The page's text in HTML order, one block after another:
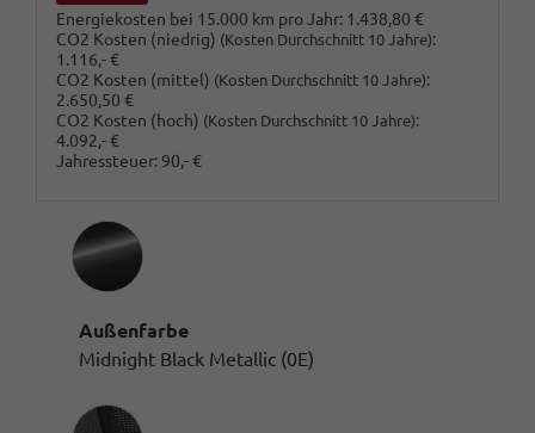
Energiekosten bei 15.000 km pro Jahr: 1.438,80 €
CO2 Kosten (niedrig) (Kosten Durchschnitt 10 Jahre):
1.116,- €
CO2 Kosten (mittel) (Kosten Durchschnitt 10 Jahre):
2.650,50 €
CO2 Kosten (hoch) (Kosten Durchschnitt 10 Jahre):
4.092,- €
Jahressteuer: 90,- €
Außenfarbe
Midnight Black Metallic (0E)
Innenausstattung